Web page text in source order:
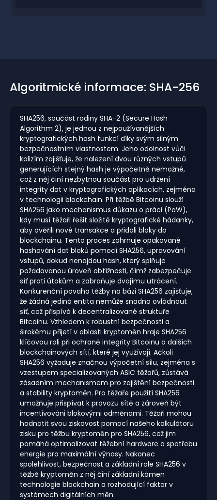
Algoritmické informace: SHA-256
SHA256, součást rodiny SHA-2 (Secure Hash
Algorithm 2), je jednou z nejpoužívanějších
kryptografických hash funkcí díky svým silným
bezpečnostním vlastnostem. Jeho odolnost vůči
kolizím zajišťuje, že nalezení dvou různých vstupů
generujících stejný hash je výpočetně nemožné,
což z něj činí nezbytnou součást pro udržení
integrity dat v kryptografických aplikacích, zejména
v technologii blockchain. Při těžbě Bitcoinu slouží
SHA256 jako mechanismus důkazu o práci (PoW),
kdy musí těžaři řešit složité kryptografické hádanky,
aby ověřili nové transakce a přidali bloky do
blockchainu. Tento proces zahrnuje opakované
hashování dat bloků pomocí SHA256, upravování
vstupů, dokud nenajdou hash, který splňuje
požadovanou úroveň obtížnosti, čímž zabezpečuje
síť proti útokům a zabraňuje dvojímu utrácení.
Konkurenční povaha těžby na bázi SHA256 zajišťuje,
že žádná jediná entita nemůže snadno ovládnout
síť, což přispívá k decentralizované struktuře
Bitcoinu. Vzhledem k robustní bezpečnosti a
širokému přijetí v oblasti kryptoměn hraje SHA256
klíčovou roli při ochraně integrity Bitcoinu a dalších
blockchainových sítí, které jej využívají. Ačkoli
SHA256 vyžaduje značnou výpočetní sílu, zejména s
vzestupem specializovaných ASIC těžařů, zůstává
zásadním mechanismem pro zajištění bezpečnosti
a stability kryptoměn. Pro těžaře použití SHA256
umožňuje přispívat k provozu sítě a zároveň být
incentivováni blokovými odměnami. Těžaři mohou
hodnotit svou ziskovost pomocí našeho kalkulátoru
zisku pro těžbu kryptoměn pro SHA256, což jim
pomáhá optimalizovat těžební hardware a spotřebu
energie pro maximální výnosy. Nakonec
spolehlivost, bezpečnost a základní role SHA256 v
těžbě kryptoměn z něj činí základní kámen
technologie blockchain a rozhodující faktor v
systémech digitálních měn.